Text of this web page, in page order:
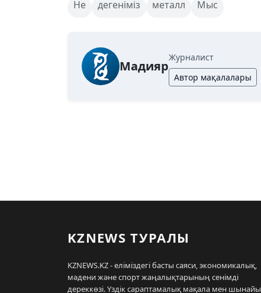
Не дегеніміз металл Мыс
Мадияр
Журналист
Автор мақалалары
KZNEWS ТУРАЛЫ
KZNEWS.KZ - еліміздегі басты саяси, экономикалық,
мәдени және спорт жаңалықтарының сенімді
дереккөзі. Үздік сараптамалық мақала мен шынайы